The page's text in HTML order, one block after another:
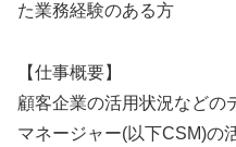
た業務経験のある方
【仕事概要】
顧客企業の活用状況などの
マネージャー(以下CSM)の